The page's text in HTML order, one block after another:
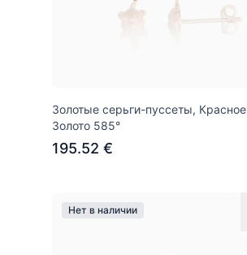
Золотые серьги-пуссеты, Красное
Золото 585°
195.52 €
Нет в наличии